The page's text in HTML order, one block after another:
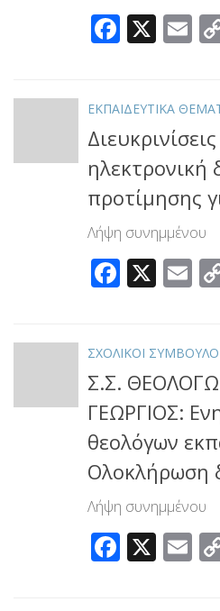
X
ΕΚΠΑΙΔΕΥΤΙΚΑ
ηλεκτρονική
προτίμησης
Λήψη συνημμένου
X
ΣΧΟΛΙΚΟΙ
Σ.Σ.
ΓΕΩΡΓΙΟΣ:
θεολόγων
Ολοκλήρωση
Λήψη συνημμένου
X